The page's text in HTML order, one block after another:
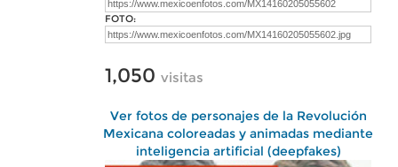
FOTO:
1,050 visitas
Ver fotos de personajes de la Revolución
Mexicana coloreadas y animadas mediante
inteligencia artificial (deepfakes)